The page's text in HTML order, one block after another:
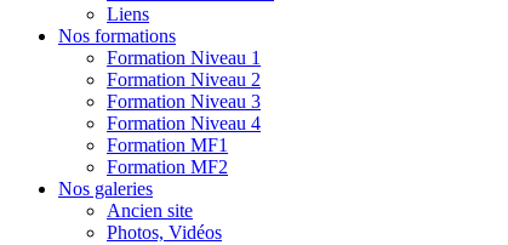
Liens
Nos formations
Formation Niveau 1
Formation Niveau 2
Formation Niveau 3
Formation Niveau 4
Formation MF1
Formation MF2
Nos galeries
Ancien site
Photos, Vidéos